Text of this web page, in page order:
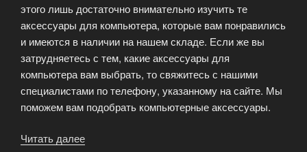
этого лишь достаточно внимательно изучить те
аксессуары для компьютера, которые вам понравились
и имеются в наличии на нашем складе. Если же вы
затрудняетесь с тем, какие аксессуары для
компьютера вам выбрать, то свяжитесь с нашими
специалистами по телефону, указанному на сайте. Мы
поможем вам подобрать компьютерные аксессуары.
Читать далее